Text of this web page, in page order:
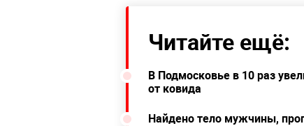
Читайте ещё:
В Подмосковье в 10 раз
от ковида
Найдено тело мужчины,